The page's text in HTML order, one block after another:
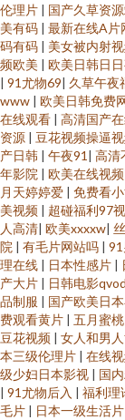
伦理片 | 国产久草资
美有码 | 最新在线A片
码有码 | 美女被内射
频欧美 | 欧美日韩日
| 91尤物69| 久草午夜
www | 欧美日韩免费
在线观看 | 高清国产
资源 | 豆花视频操逼
产日韩 | 午夜91 | 高清
年影院 | 欧美在线视
月天婷婷爱 | 免费看
美视频 | 超碰福利97
人高清| 欧美xxxxw|
院 | 有毛片网站吗 |
理在线 | 日本性感片 |
产大片 | 日韩电影qvod
品制服 | 国产欧美日
费观看黄片 | 五月蜜
豆花视频 | 女人和男
本三级伦理片 | 在线
级少妇日本影视 | 国
| 91尤物后入 | 福利理
毛片 | 日本一级生活片